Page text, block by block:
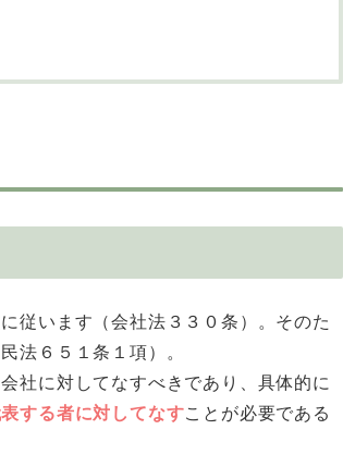
従います（会社法３３０条）。そのた
民法６５１条１項）。
社に対してなすべきであり、具体的に
する者に対してなすことが必要である